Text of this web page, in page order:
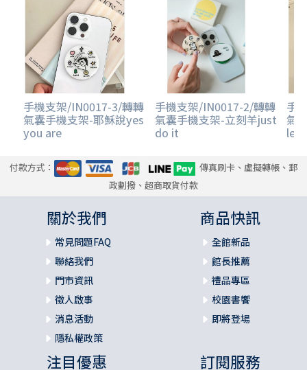
手機支架/IN0017-3/轉轉
氣囊手機支架-耶穌說yes
you are
手機支架/IN0017-2/轉轉
氣囊手機支架-立刻羊just
do it
手
氣
付款方式：
傳真刷卡、虛擬轉帳、郵
政劃撥、超商取貨付款
關於我們
常見問題FAQ
聯絡我們
門市資訊
徵人啟事
消息活動
隱私權政策
商品快訊
全館新品
館長推薦
禮品專區
校園書饗
即將登場
注目優惠 訂閱服務